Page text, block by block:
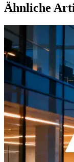
Ähnliche